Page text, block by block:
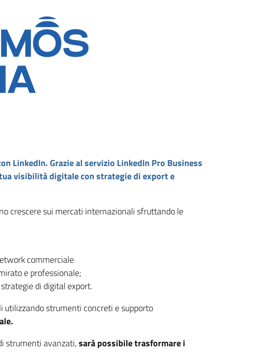
LinkedIn. Grazie al servizio LinkedIn Pro Business
visibilità digitale con strategie di export e
crescere sui mercati internazionali sfruttando le
commerciale
e professionale;
di digital export.
utilizzando strumenti concreti e supporto
strumenti avanzati,sarà possibile trasformare i